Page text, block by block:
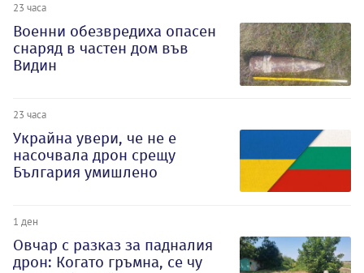
23 часа
Военни обезвредиха опасен
снаряд в частен дом във
Видин
23 часа
Украйна увери, че не е
насочвала дрон срещу
България умишлено
1 ден
Овчар с разказ за падналия
дрон: Когато гръмна, се чу